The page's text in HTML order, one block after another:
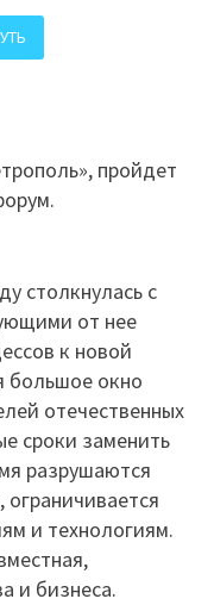
пройдет
столкнулась с
от нее
к новой
большое окно
отечественных
сроки заменить
разрушаются
и технологиям.
и бизнеса.